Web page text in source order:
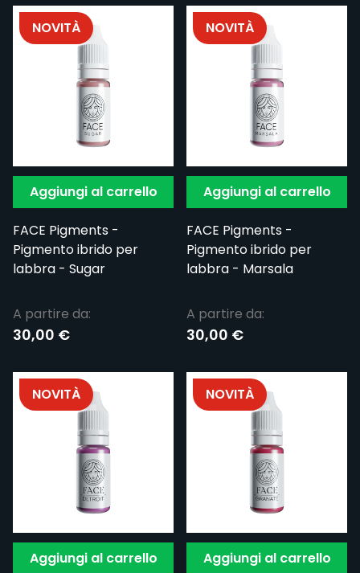
Aggiungi al carrello
FACE Pigments -
Pigmento ibrido per
labbra - Sugar
NOVITÀ
A partire da:
30,00 €
Aggiungi al carrello
FACE Pigments -
Pigmento ibrido per
labbra - Marsala
NOVITÀ
A partire da:
30,00 €
Aggiungi al carrello
NOVITÀ
Aggiungi al carrello
NOVITÀ